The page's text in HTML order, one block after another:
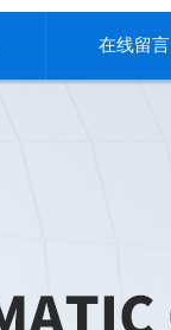
在线留言